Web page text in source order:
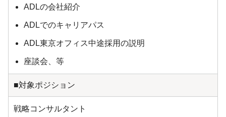
ADLの会社紹介
ADLでのキャリアパス
ADL東京オフィス中途採用の説明
座談会、等
■対象ポジション
戦略コンサルタント